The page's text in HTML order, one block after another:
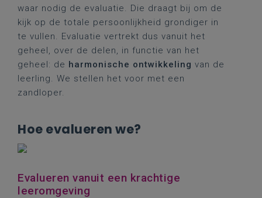
waar nodig de evaluatie. Die draagt bij om de
kijk op de totale persoonlijkheid grondiger in
te vullen. Evaluatie vertrekt dus vanuit het
geheel, over de delen, in functie van het
geheel: de harmonische ontwikkeling van de
leerling. We stellen het voor met een
zandloper.
Hoe evalueren we?
Evalueren vanuit een krachtige
leeromgeving